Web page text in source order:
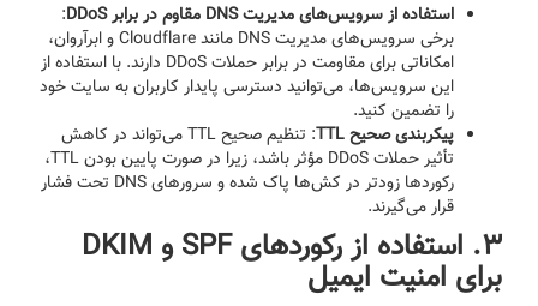
استفاده از سرویس‌های مدیریت DNS مقاوم در برابر DDoS
:
برخی سرویس‌های مدیریت DNS مانند Cloudflare و ابرآروان،
امکاناتی برای مقاومت در برابر حملات DDoS دارند. با استفاده از
این سرویس‌ها، می‌توانید دسترسی پایدار کاربران به سایت خود
را تضمین کنید.
پیکربندی صحیح TTL
: تنظیم صحیح TTL می‌تواند در کاهش
تأثیر حملات DDoS مؤثر باشد، زیرا در صورت پایین بودن TTL،
رکوردها زودتر در کش‌ها پاک شده و سرورهای DNS تحت فشار
قرار می‌گیرند.
3. استفاده از رکوردهای SPF و DKIM
برای امنیت ایمیل